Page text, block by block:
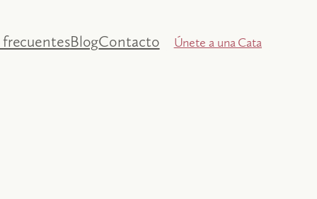
BlogContacto Únete a una Cata